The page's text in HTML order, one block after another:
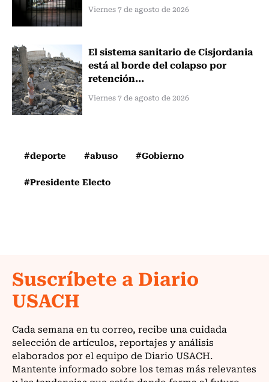
Viernes 7 de agosto de 2026
El sistema sanitario de Cisjordania
está al borde del colapso por
retención...
Viernes 7 de agosto de 2026
#deporte #abuso
#Gobierno
#Presidente Electo